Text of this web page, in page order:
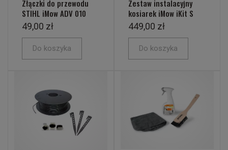
Złączki do przewodu
STIHL iMow ADV 010
49,00 zł
Do koszyka
Zestaw instalacyjny
kosiarek iMow iKit S
449,00 zł
Do koszyka